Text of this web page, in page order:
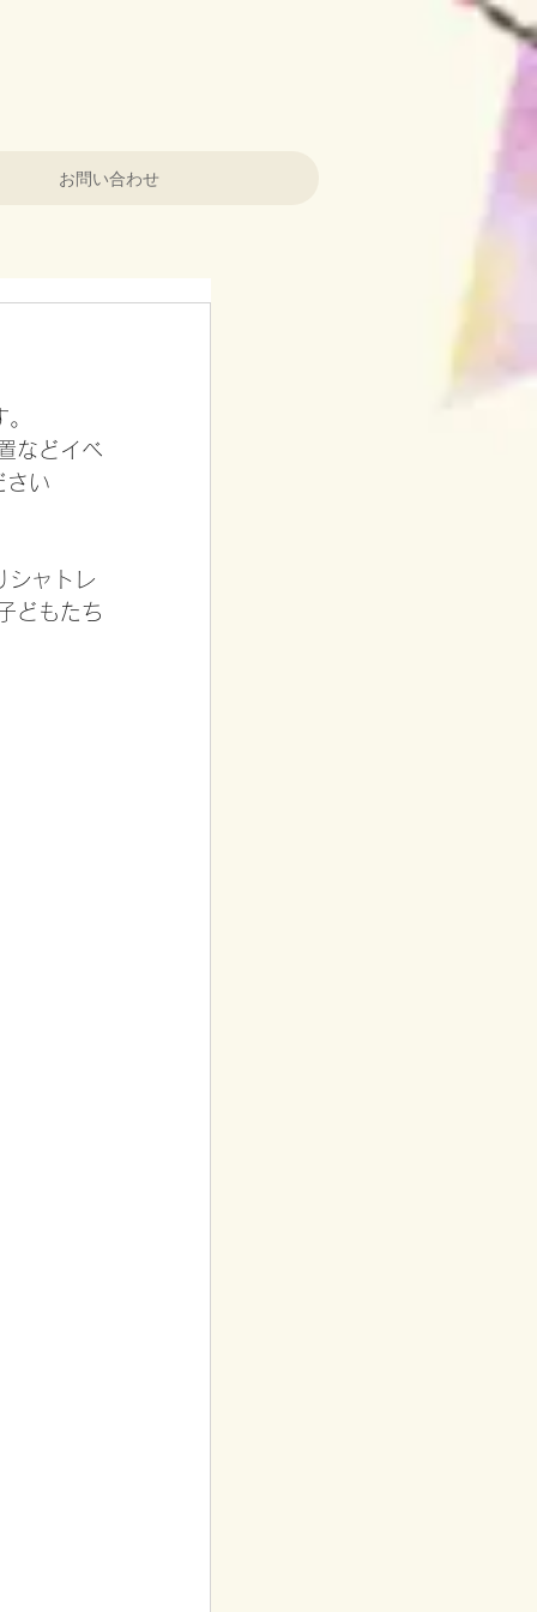
お問い合わせ
などイベ
さい
シャトレ
どもたち